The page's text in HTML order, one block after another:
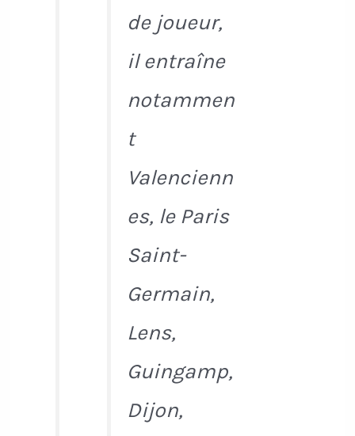
de joueur,
il entraîne
notammen
t
Valencienn
es, le Paris
Saint-
Germain,
Lens,
Guingamp,
Dijon,